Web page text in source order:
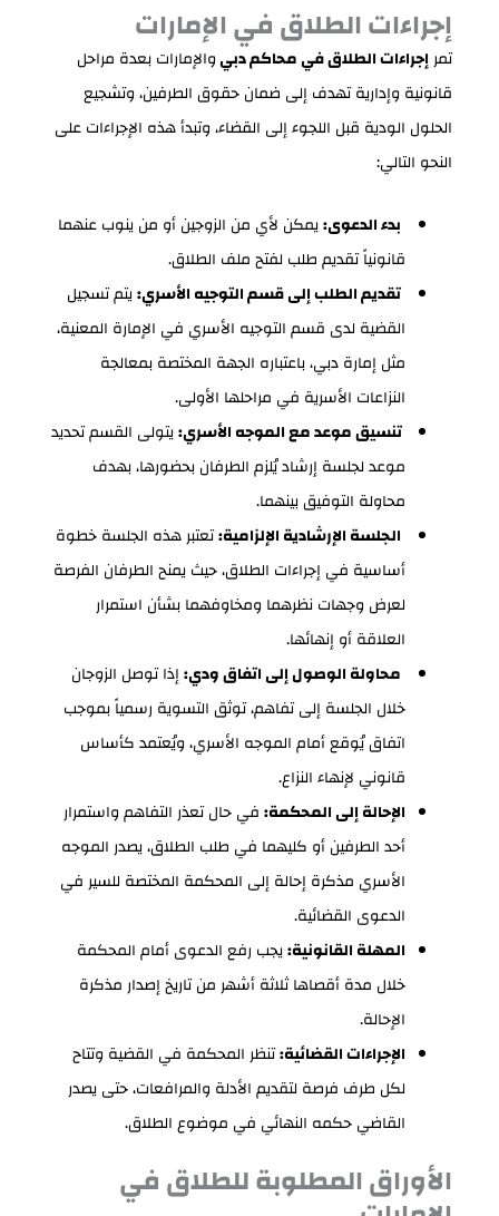
إجراءات الطلاق في الإمارات
تمرإجراءات الطلاق في محاكم دبيوالإمارات بعدة مراحل
قانونية وإدارية تهدف إلى ضمان حقوق الطرفين، وتشجيع
الحلول الودية قبل اللجوء إلى القضاء، وتبدأ هذه الإجراءات على
النحو التالي:
بدء الدعوى:يمكن لأي من الزوجين أو من ينوب عنهما
قانونياً تقديم طلب لفتح ملف الطلاق.
تقديم الطلب إلى قسم التوجيه الأسري:يتم تسجيل
القضية لدى قسم التوجيه الأسري في الإمارة المعنية،
مثل إمارة دبي، باعتباره الجهة المختصة بمعالجة
النزاعات الأسرية في مراحلها الأولى.
تنسيق موعد مع الموجه الأسري:يتولى القسم تحديد
موعد لجلسة إرشاد يُلزم الطرفان بحضورها، بهدف
محاولة التوفيق بينهما.
الجلسة الإرشادية الإلزامية:تعتبر هذه الجلسة خطوة
أساسية في إجراءات الطلاق، حيث يمنح الطرفان الفرصة
لعرض وجهات نظرهما ومخاوفهما بشأن استمرار
العلاقة أو إنهائها.
محاولة الوصول إلى اتفاق ودي:إذا توصل الزوجان
خلال الجلسة إلى تفاهم، توثق التسوية رسمياً بموجب
اتفاق يُوقع أمام الموجه الأسري، ويُعتمد كأساس
قانوني لإنهاء النزاع.
الإحالة إلى المحكمة:في حال تعذر التفاهم واستمرار
أحد الطرفين أو كليهما في طلب الطلاق، يصدر الموجه
الأسري مذكرة إحالة إلى المحكمة المختصة للسير في
الدعوى القضائية.
المهلة القانونية:يجب رفع الدعوى أمام المحكمة
خلال مدة أقصاها ثلاثة أشهر من تاريخ إصدار مذكرة
الإحالة.
الإجراءات القضائية:تنظر المحكمة في القضية وتتاح
لكل طرف فرصة لتقديم الأدلة والمرافعات، حتى يصدر
القاضي حكمه النهائي في موضوع الطلاق.
الأوراق المطلوبة للطلاق في